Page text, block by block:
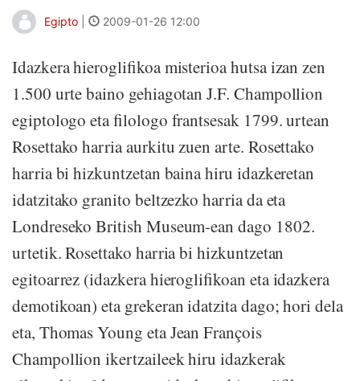
Egipto 2009-01-26 12:00
Idazkera hieroglifikoa misterioa hutsa izan zen
1.500 urte baino gehiagotan J.F. Champollion
egiptologo eta filologo frantsesak 1799. urtean
Rosettako harria aurkitu zuen arte. Rosettako
harria bi hizkuntzetan baina hiru idazkeretan
idatzitako granito beltzezko harria da eta
Londreseko British Museum-ean dago 1802.
urtetik. Rosettako harria bi hizkuntzetan
egitoarrez (idazkera hieroglifikoan eta idazkera
demotikoan) eta grekeran idatzita dago; hori dela
eta, Thomas Young eta Jean François
Champollion ikertzaileek hiru idazkerak